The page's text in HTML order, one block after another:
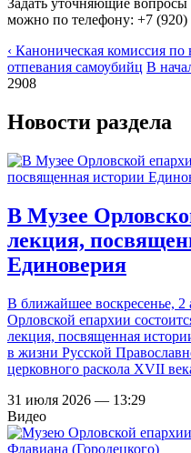
Задать уточняющие вопросы
можно по телефону: +7
‹ Каноническая комиссия
отпевания самоубийц В
2908
Новости раздела
В Музее
лекция,
Единоверия
В ближайшее воскресенье, 2
Орловской епархии
лекция, посвященная
в жизни Русской
церковного раскола XVII
31 июля 2026 — 13:29
Видео